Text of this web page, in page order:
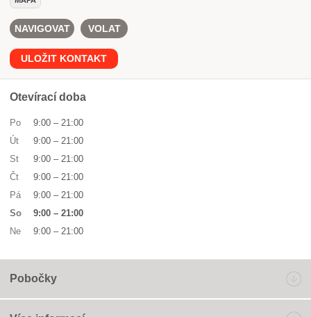
NAVIGOVAT VOLAT
ULOŽIT KONTAKT
Otevírací doba
Po 9:00 – 21:00
Út
9:00 – 21:00
St
9:00 – 21:00
Čt
9:00 – 21:00
Pá
9:00 – 21:00
So
9:00 – 21:00
Ne
9:00 – 21:00
Pobočky